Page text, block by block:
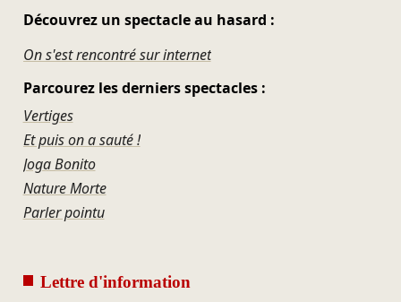
Découvrez un spectacle au hasard :
On s'est rencontré sur internet
Parcourez les derniers spectacles :
Vertiges
Et puis on a sauté !
Joga Bonito
Nature Morte
Parler pointu
Lettre d'information